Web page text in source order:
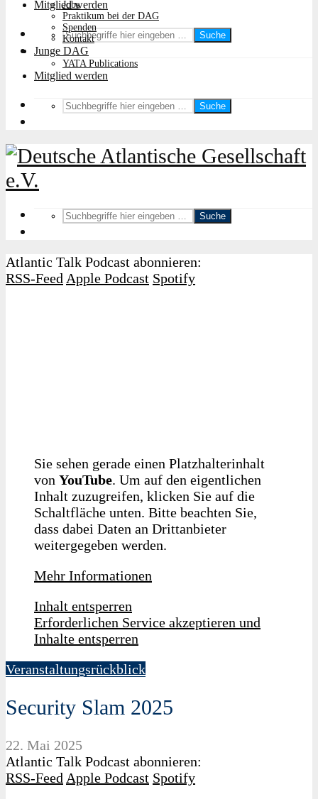
Mitglied werden
Suche
Jobs
Praktikum bei der DAG
Spenden
Kontakt
Junge DAG
YATA Publications
Mitglied werden
Suche
Suche
Atlantic Talk Podcast abonnieren:
RSS-Feed Apple Podcast Spotify
Sie sehen gerade einen Platzhalterinhalt
von YouTube. Um auf den eigentlichen
Inhalt zuzugreifen, klicken Sie auf die
Schaltfläche unten. Bitte beachten Sie,
dass dabei Daten an Drittanbieter
weitergegeben werden.
Mehr Informationen
Inhalt entsperren
Erforderlichen Service akzeptieren und
Inhalte entsperren
Veranstaltungsrückblick
Security Slam 2025
22. Mai 2025
Atlantic Talk Podcast abonnieren:
RSS-Feed Apple Podcast Spotify